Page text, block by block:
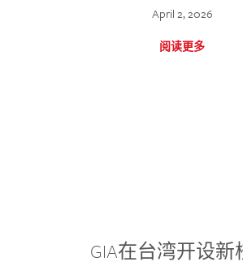
April 2, 2026
阅读更多
GIA在台湾开设新